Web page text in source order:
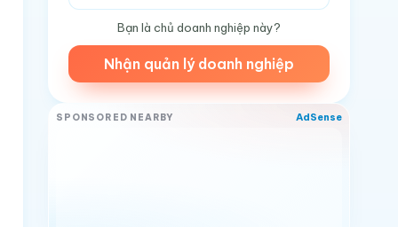
Bạn là chủ doanh nghiệp này?
Nhận quản lý doanh nghiệp
SPONSORED NEARBY AdSense